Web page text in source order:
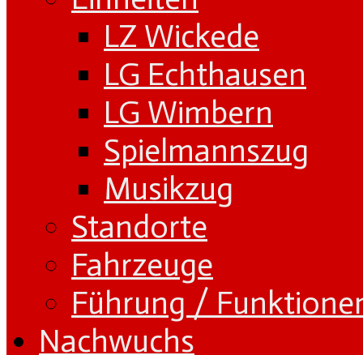
LZ Wickede
LG Echthausen
LG Wimbern
Spielmannszug
Musikzug
Standorte
Fahrzeuge
Führung /
Nachwuchs